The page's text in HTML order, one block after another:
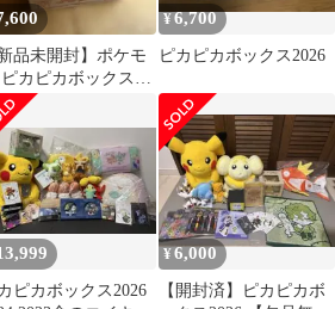
新品未開封】ポケモ
カピカボックス
¥6,700
ピカピカボックス2026
ピカボックス2026
¥6,000
【開封済】ピカピカボ